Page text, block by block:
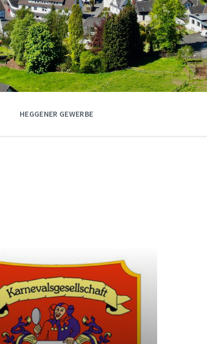
HEGGENER GEWERBE